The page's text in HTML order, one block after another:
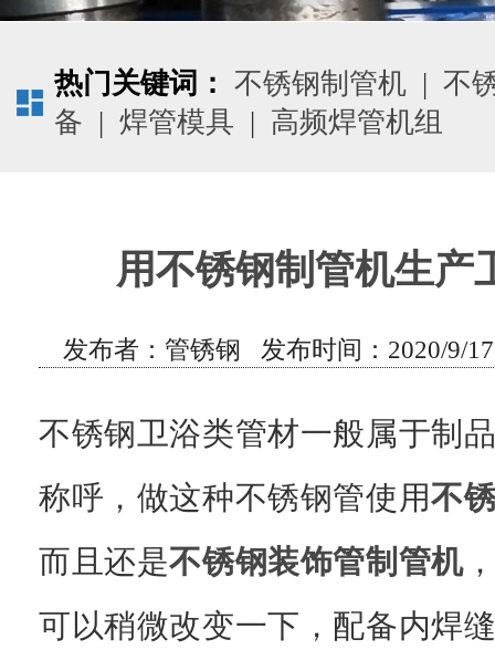
热门关键词： 不锈钢制管机 | 不
备 | 焊管模具 | 高频焊管机组
用不锈钢制管机生产
发布者：管锈钢 发布时间：2020/9/
不锈钢卫浴类管材一般属于制
称呼，做这种不锈钢管使用不
而且还是不锈钢装饰管制管机
可以稍微改变一下，配备内焊